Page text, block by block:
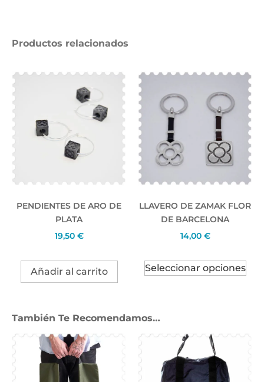
Productos relacionados
PENDIENTES DE ARO DE
PLATA
19,50 €
Añadir al carrito
LLAVERO DE ZAMAK FLOR
DE BARCELONA
14,00 €
Seleccionar opciones
También Te Recomendamos…